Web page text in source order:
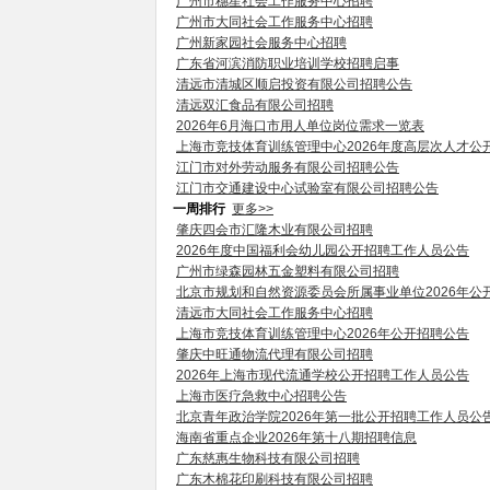
广州市大同社会工作服务中心招聘
广州新家园社会服务中心招聘
广东省河滨消防职业培训学校招聘启事
清远市清城区顺启投资有限公司招聘公告
清远双汇食品有限公司招聘
2026年6月海口市用人单位岗位需求一览表
上海市竞技体育训练管理中心2026年度高层次人才公
江门市对外劳动服务有限公司招聘公告
江门市交通建设中心试验室有限公司招聘公告
一周排行 更多>>
肇庆四会市汇隆木业有限公司招聘
2026年度中国福利会幼儿园公开招聘工作人员公告
广州市绿森园林五金塑料有限公司招聘
北京市规划和自然资源委员会所属事业单位2026年公
清远市大同社会工作服务中心招聘
上海市竞技体育训练管理中心2026年公开招聘公告
肇庆中旺通物流代理有限公司招聘
2026年上海市现代流通学校公开招聘工作人员公告
上海市医疗急救中心招聘公告
北京青年政治学院2026年第一批公开招聘工作人员公
海南省重点企业2026年第十八期招聘信息
广东慈惠生物科技有限公司招聘
广东木棉花印刷科技有限公司招聘